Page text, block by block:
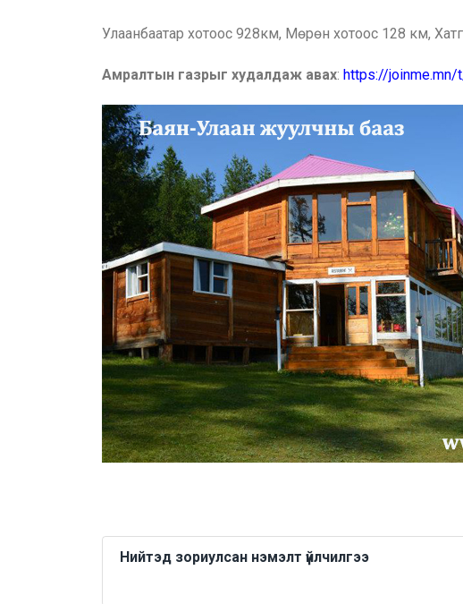
Улаанбаатар хотоос 928км, Мөрөн хотоос 128 км,
Амралтын газрыг худалдаж авах: https://joinme.mn/
Нийтэд зориулсан нэмэлт үйлчилгээ